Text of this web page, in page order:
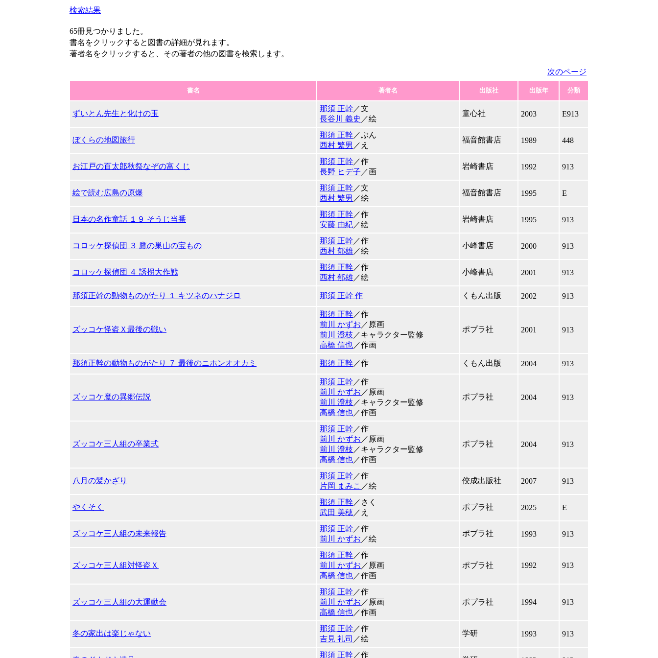
検索結果
65冊見つかりました。
書名をクリックすると図書の詳細が見れます。
著者名をクリックすると、その著者の他の図書を検索します。
次のページ
書名 著者名 出版社 出版年 分類
ずいとん先生と化けの玉
那須 正幹 ／文
長谷川 義史 ／絵
童心社 2003 E913
ぼくらの地図旅行
那須 正幹 ／ぶん
西村 繁男 ／え
福音館書店 1989 448
お江戸の百太郎秋祭なぞの富くじ
那須 正幹 ／作
長野 ヒデ子 ／画
岩崎書店 1992 913
絵で読む広島の原爆
那須 正幹 ／文
西村 繁男 ／絵
福音館書店 1995 E
日本の名作童話 １９ そうじ当番
那須 正幹 ／作
安藤 由紀 ／絵
岩崎書店 1995 913
コロッケ探偵団 ３ 鷹の巣山の宝もの
那須 正幹 ／作
西村 郁雄 ／絵
小峰書店 2000 913
コロッケ探偵団 ４ 誘拐大作戦
那須 正幹 ／作
西村 郁雄 ／絵
小峰書店 2001 913
那須正幹の動物ものがたり １ キツネのハナジロ 那須 正幹 作 くもん出版 2002 913
ズッコケ怪盗Ｘ最後の戦い
那須 正幹 ／作
前川 かずお ／原画
前川 澄枝 ／キャラクター監修
高橋 信也 ／作画
ポプラ社 2001 913
那須正幹の動物ものがたり ７ 最後のニホンオオカミ 那須 正幹 ／作 くもん出版 2004 913
ズッコケ魔の異郷伝説
那須 正幹 ／作
前川 かずお ／原画
前川 澄枝 ／キャラクター監修
高橋 信也 ／作画
ポプラ社 2004 913
ズッコケ三人組の卒業式
那須 正幹 ／作
前川 かずお ／原画
前川 澄枝 ／キャラクター監修
高橋 信也 ／作画
ポプラ社 2004 913
八月の髪かざり
那須 正幹 ／作
片岡 まみこ ／絵
佼成出版社 2007 913
やくそく
那須 正幹 ／さく
武田 美穂 ／え
ポプラ社 2025 E
ズッコケ三人組の未来報告
那須 正幹 ／作
前川 かずお ／絵
ポプラ社 1993 913
ズッコケ三人組対怪盗Ｘ
那須 正幹 ／作
前川 かずお ／原画
高橋 信也 ／作画
ポプラ社 1992 913
ズッコケ三人組の大運動会
那須 正幹 ／作
前川 かずお ／原画
高橋 信也 ／作画
ポプラ社 1994 913
冬の家出は楽じゃない
那須 正幹 ／作
吉見 礼司 ／絵
学研 1993 913
那須 正幹 ／作